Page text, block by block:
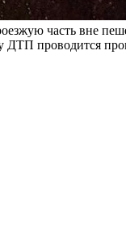
часть вне
ДТП проводится